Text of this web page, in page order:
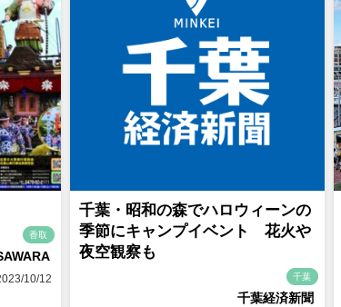
香取
10/12
千葉・昭和の森でハロウィーンの
季節にキャンプイベント 花火や
夜空観察も
千葉
千葉経済新聞